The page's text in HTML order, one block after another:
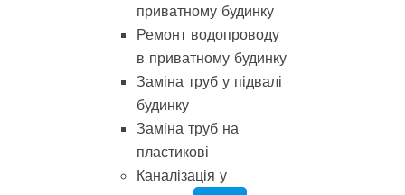
приватному будинку
Ремонт водопроводу
в приватному будинку
Заміна труб у підвалі
будинку
Заміна труб на
пластикові
Каналізація у